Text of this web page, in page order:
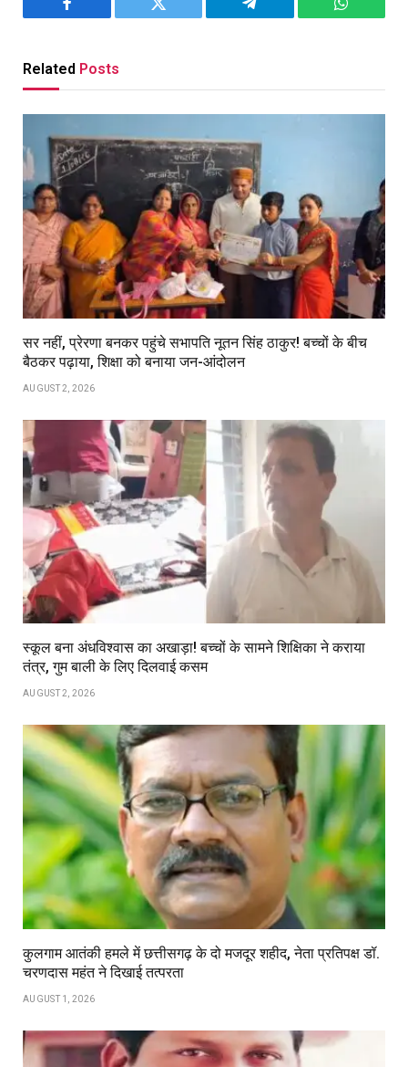
Facebook Twitter Telegram
Related Posts
सर नहीं, प्रेरणा बनकर पहुंचे सभापति नूतन सिंह ठाकुर! बच्चों के बीच
बैठकर पढ़ाया, शिक्षा को बनाया जन-आंदोलन
AUGUST 2, 2026
स्कूल बना अंधविश्वास का अखाड़ा! बच्चों के सामने शिक्षिका ने कराया
तंत्र, गुम बाली के लिए दिलवाई कसम
AUGUST 2, 2026
कुलगाम आतंकी हमले में छत्तीसगढ़ के दो मजदूर शहीद, नेता प्रतिपक्ष डॉ.
चरणदास महंत ने दिखाई तत्परता
AUGUST 1, 2026